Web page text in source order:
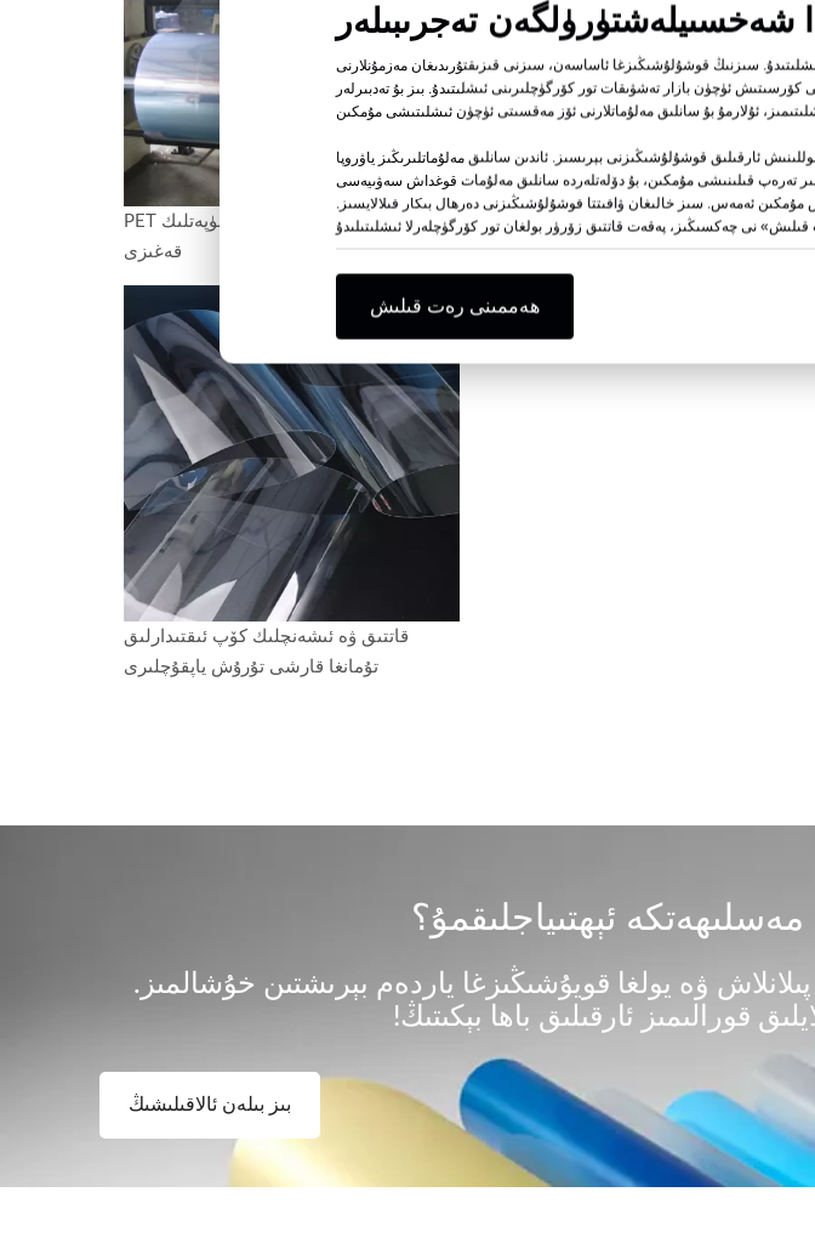
تۇمانسىز 10 دانە يۇقىرى سۈپەتلىك PET
قەغىزى
يۈز قالقىنى ئۈچۈن ئىككى تەرەپلىك تۇمانغا
قاتتىق ۋە ئىشەنچلىك كۆپ ئىقتىدارلىق
تۇمانغا قارشى تۇرۇش ياپقۇچلىرى
پىلانلاش ۋە يولغا قويۇشىڭىزغا ياردەم بېرىشتىن خۇشالمىز.
قورالىمىز ئارقىلىق باھا بېكىتىڭ!
بىز بىلەن ئالاقىلىشىڭ
سىزنىڭ قوشۇلۇشىڭىزغا ئاساسەن، سىزنى قىزىقتۇرىدىغان مەزمۇنلارنى
كۆرسىتىش ئۈچۈن بازار تەشۋىقات تور كۆرگۈچلىرىنى ئىشلىتىدۇ. بىز بۇ تەدبىرلەر
ئارقىلىق قوشۇلۇشىڭىزنى بېرىسىز. ئاندىن سانلىق مەلۇماتلىرىڭىز ياۋروپا
بىر تەرەپ قىلىنىشى مۇمكىن، بۇ دۆلەتلەردە سانلىق مەلۇمات قوغداش سەۋىيەسى
مۇمكىن ئەمەس. سىز خالىغان ۋاقىتتا قوشۇلۇشىڭىزنى دەرھال بىكار قىلالايسىز.
ھەممىنى رەت قىلىش